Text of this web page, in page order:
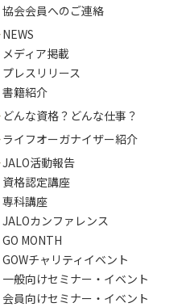
協会会員へのご連絡
NEWS
メディア掲載
プレスリリース
書籍紹介
どんな資格？どんな仕事？
ライフオーガナイザー紹介
JALO活動報告
資格認定講座
専科講座
JALOカンファレンス
GO MONTH
GOWチャリティイベント
一般向けセミナー・イベント
会員向けセミナー・イベント